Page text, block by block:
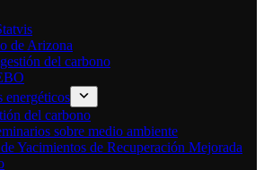
de Arizona
del carbono
energéticos
del carbono
sobre medio ambiente
Yacimientos de Recuperación Mejorada